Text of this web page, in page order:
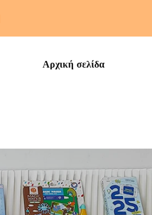
Αρχική σελίδα